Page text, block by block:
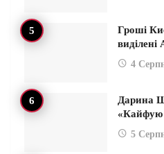
Гроші
виділені
4
Дарина
«Кайфую
5